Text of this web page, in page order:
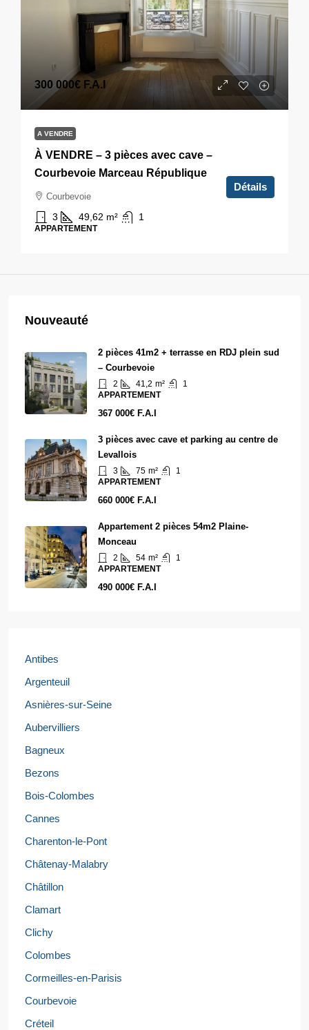
300 000€ F.A.I
A VENDRE
À VENDRE – 3 pièces avec cave –
Courbevoie Marceau République
Courbevoie
3 49,62 m² 1
APPARTEMENT
Détails
Nouveauté
2 pièces 41m2 + terrasse en RDJ plein sud
– Courbevoie
2 41,2 m²
1
APPARTEMENT
367 000€ F.A.I
3 pièces avec cave et parking au centre de
Levallois
3 75 m²
1
APPARTEMENT
660 000€ F.A.I
Appartement 2 pièces 54m2 Plaine-
Monceau
2 54 m²
1
APPARTEMENT
490 000€ F.A.I
Antibes
Argenteuil
Asnières-sur-Seine
Aubervilliers
Bagneux
Bezons
Bois-Colombes
Cannes
Charenton-le-Pont
Châtenay-Malabry
Châtillon
Clamart
Clichy
Colombes
Cormeilles-en-Parisis
Courbevoie
Créteil